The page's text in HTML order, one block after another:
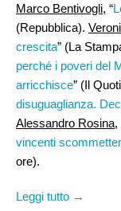
Marco Bentivogli, “
(Repubblica).
crescita” (La
perché i poveri del
arricchisce” (Il
disuguaglianza.
Alessandro Rosina,
vincenti
ore).
Leggi tutto →